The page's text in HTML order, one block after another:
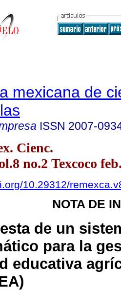
mexicana de
ISSN 2007-
Cienc.
no.2 Texcoco
10.29312/
NOTA DE
de un
para la
educativa